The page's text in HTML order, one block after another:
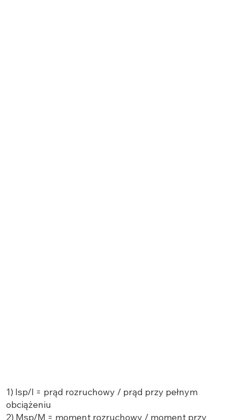
1) Isp/I = prąd rozruchowy / prąd przy pełnym
obciążeniu
2) Msp/M = moment rozruchowy / moment przy